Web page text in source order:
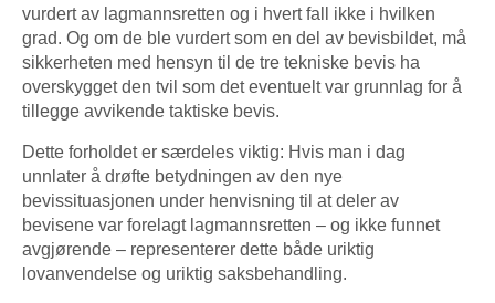
vurdert av lagmannsretten og i hvert fall ikke i hvilken
grad. Og om de ble vurdert som en del av bevisbildet, må
sikkerheten med hensyn til de tre tekniske bevis ha
overskygget den tvil som det eventuelt var grunnlag for å
tillegge avvikende taktiske bevis.
Dette forholdet er særdeles viktig: Hvis man i dag
unnlater å drøfte betydningen av den nye
bevissituasjonen under henvisning til at deler av
bevisene var forelagt lagmannsretten – og ikke funnet
avgjørende – representerer dette både uriktig
lovanvendelse og uriktig saksbehandling.